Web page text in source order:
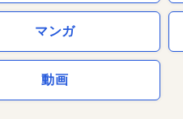
マンガ
動画